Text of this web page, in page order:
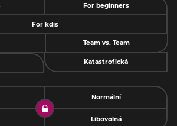
For beginners
For kdis
Team vs. Team
Katastrofická
Normální
Libovolná